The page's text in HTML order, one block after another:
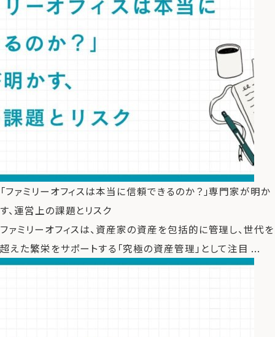
「ファミリーオフィスは本当に信頼できるのか？」専門家が明か
す、運営上の課題とリスク
ファミリーオフィスは、資産家の資産を包括的に管理し、世代を
超えた繁栄をサポートする「究極の資産管理」として注目 ...